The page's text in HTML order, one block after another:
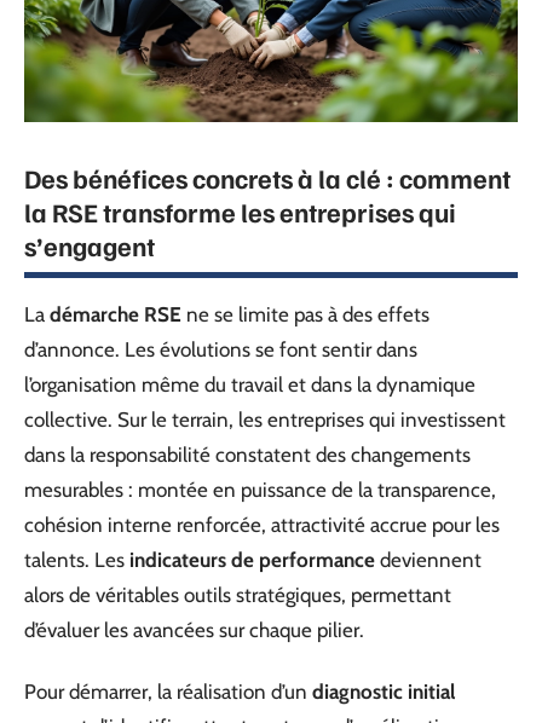
Des bénéfices concrets à la clé : comment
la RSE transforme les entreprises qui
s’engagent
La démarche RSE ne se limite pas à des effets
d’annonce. Les évolutions se font sentir dans
l’organisation même du travail et dans la dynamique
collective. Sur le terrain, les entreprises qui investissent
dans la responsabilité constatent des changements
mesurables : montée en puissance de la transparence,
cohésion interne renforcée, attractivité accrue pour les
talents. Les indicateurs de performance deviennent
alors de véritables outils stratégiques, permettant
d’évaluer les avancées sur chaque pilier.
Pour démarrer, la réalisation d’un diagnostic initial